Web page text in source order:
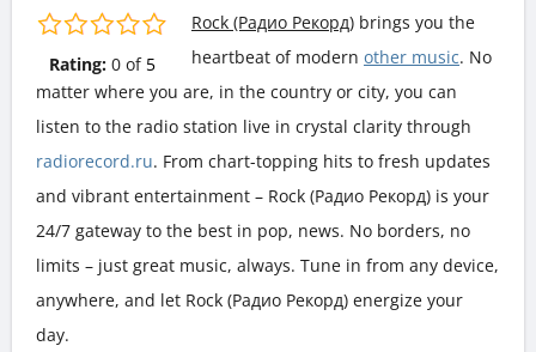
Rating: 0of 5
Rock (Радио Рекорд) brings you the
heartbeat of modern other music. No
matter where you are, in the country or city, you can
listen to the radio station live in crystal clarity through
radiorecord.ru. From chart-topping hits to fresh updates
and vibrant entertainment – Rock (Радио Рекорд) is your
24/7 gateway to the best in pop, news. No borders, no
limits – just great music, always. Tune in from any device,
anywhere, and let Rock (Радио Рекорд) energize your
day.